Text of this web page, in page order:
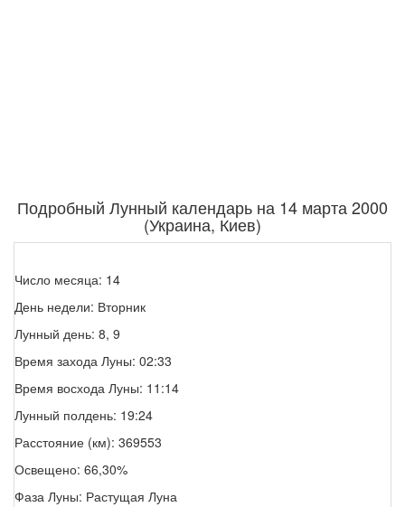
Подробный Лунный календарь на 14 марта 2000
(Украина, Киев)
Число месяца: 14
День недели: Вторник
Лунный день: 8, 9
Время захода Луны: 02:33
Время восхода Луны: 11:14
Лунный полдень: 19:24
Расстояние (км): 369553
Освещено: 66,30%
Фаза Луны: Растущая Луна